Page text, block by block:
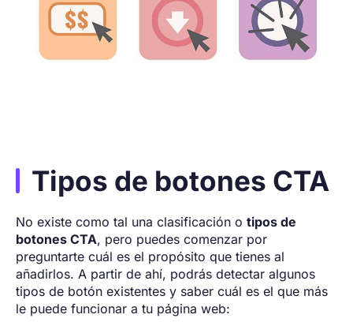
Tipos de botones CTA
No existe como tal una clasificación o tipos de
botones CTA, pero puedes comenzar por
preguntarte cuál es el propósito que tienes al
añadirlos. A partir de ahí, podrás detectar algunos
tipos de botón existentes y saber cuál es el que más
le puede funcionar a tu página web: